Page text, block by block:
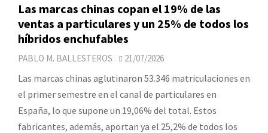
Las marcas chinas copan el 19% de las
ventas a particulares y un 25% de todos los
híbridos enchufables
PABLO M. BALLESTEROS 21/07/2026
Las marcas chinas aglutinaron 53.346 matriculaciones en
el primer semestre en el canal de particulares en
España, lo que supone un 19,06% del total. Estos
fabricantes, además, aportan ya el 25,2% de todos los